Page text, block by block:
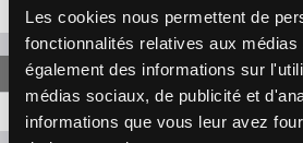
Les cookies nous permettent de
fonctionnalités relatives aux
également des informations sur
médias sociaux, de publicité et
informations que vous leur avez
5-3